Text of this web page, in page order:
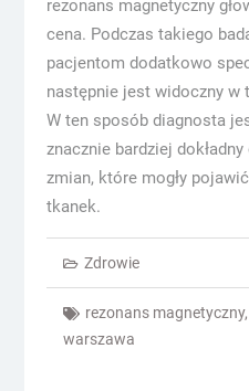
rezonans magnetyczny
cena. Podczas takiego
pacjentom dodatkowo
następnie jest widoczny w
W ten sposób diagnosta
znacznie bardziej
zmian, które mogły
tkanek.
Zdrowie
rezonans magnetyczny,
warszawa